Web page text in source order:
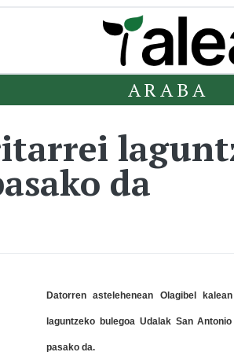
ARABA
da
Datorren astelehenean Olagibel
laguntzeko bulegoa Udalak San
pasako da.